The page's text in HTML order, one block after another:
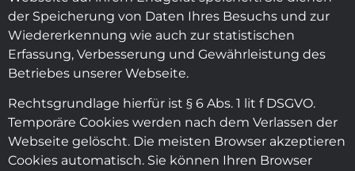
der Speicherung von Daten Ihres Besuchs und zur
Wiedererkennung wie auch zur statistischen
Erfassung, Verbesserung und Gewährleistung des
Betriebes unserer Webseite.
Rechtsgrundlage hierfür ist § 6 Abs. 1 lit f DSGVO.
Temporäre Cookies werden nach dem Verlassen der
Webseite gelöscht. Die meisten Browser akzeptieren
Cookies automatisch. Sie können Ihren Browser